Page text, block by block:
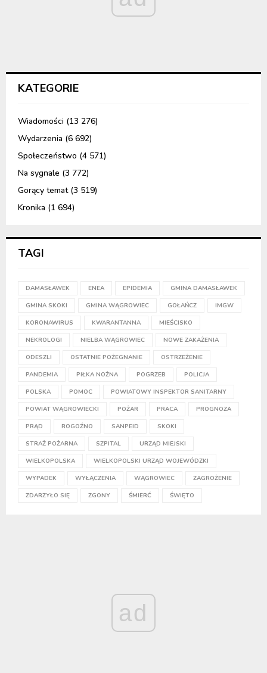
KATEGORIE
Wiadomości (13 276)
Wydarzenia (6 692)
Społeczeństwo (4 571)
Na sygnale (3 772)
Gorący temat(3 519)
Kronika (1 694)
TAGI
DAMASŁAWEK ENEA EPIDEMIA GMINA DAMASŁAWEK
GMINA SKOKI GMINA WĄGROWIEC GOŁAŃCZ IMGW
KORONAWIRUS KWARANTANNA MIEŚCISKO
NEKROLOGI NIELBA WĄGROWIEC NOWE ZAKAŻENIA
ODESZLI OSTATNIE POŻEGNANIE OSTRZEŻENIE
PANDEMIA PIŁKA NOŻNA POGRZEB POLICJA
POLSKA POMOC POWIATOWY INSPEKTOR SANITARNY
POWIAT WĄGROWIECKI POŻAR PRACA PROGNOZA
PRĄD ROGOŹNO SANPEID SKOKI
STRAŻ POŻARNA SZPITAL URZĄD MIEJSKI
WIELKOPOLSKA WIELKOPOLSKI URZĄD WOJEWÓDZKI
WYPADEK WYŁĄCZENIA WĄGROWIEC ZAGROŻENIE
ZDARZYŁO SIĘ ZGONY ŚMIERĆ ŚWIĘTO
ad